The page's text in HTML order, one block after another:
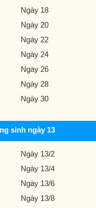
Ngày 18
Ngày 20
Ngày 22
Ngày 24
Ngày 26
Ngày 28
Ngày 30
sinh ngày 13
Ngày 13/2
Ngày 13/4
Ngày 13/6
Ngày 13/8